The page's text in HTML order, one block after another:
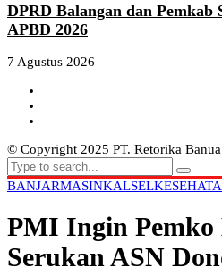
DPRD Balangan dan Pemkab
APBD 2026
7 Agustus 2026
© Copyright 2025 PT. Retorika
BANJARMASINKALSEL
PMI Ingin Pemko
Serukan ASN